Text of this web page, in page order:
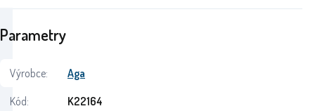
Parametry
Výrobce:
Aga
Kód:
K22164